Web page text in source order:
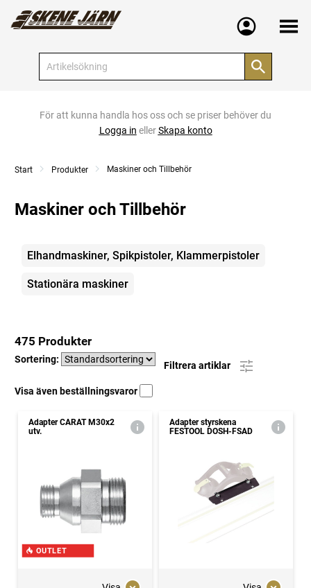
Meny
För att kunna handla hos oss och se priser behöver du
Logga in ellerSkapa konto
Start Produkter Maskiner och Tillbehör
Maskiner och Tillbehör
Kategorier
Elhandmaskiner, Spikpistoler, Klammerpistoler
Stationära maskiner
475 Produkter
Sortering:
Filtrera artiklar
Visa även beställningsvaror
Adapter CARAT M30x2
utv.
OUTLET
Adapter styrskena
FESTOOL DOSH-FSAD